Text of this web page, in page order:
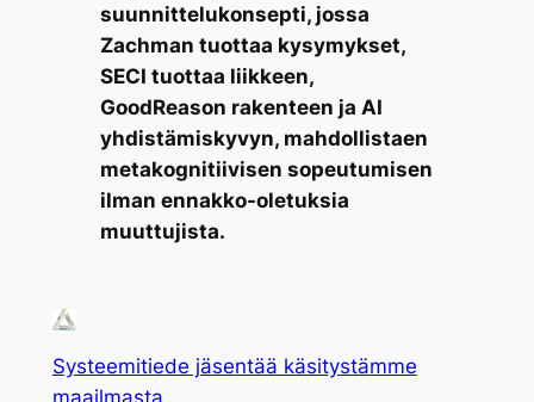
suunnittelukonsepti, jossa
Zachman tuottaa kysymykset,
SECI tuottaa liikkeen,
GoodReason rakenteen ja AI
yhdistämiskyvyn, mahdollistaen
metakognitiivisen sopeutumisen
ilman ennakko-oletuksia
muuttujista.
Systeemitiede jäsentää käsitystämme
maailmasta